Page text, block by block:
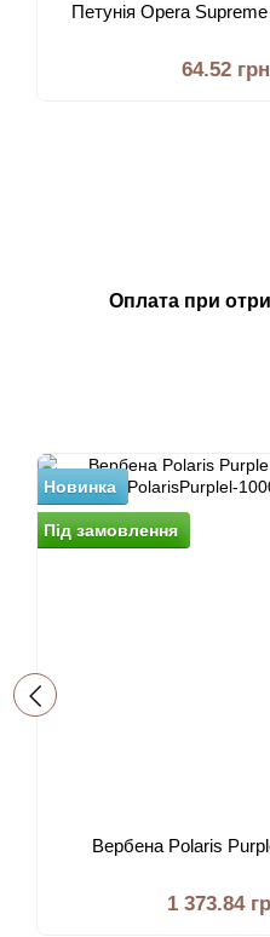
Петунія Opera
64.52 грн
Оплата при
Новинка
Пiд замовлення
Вербена Polaris
1 373.84